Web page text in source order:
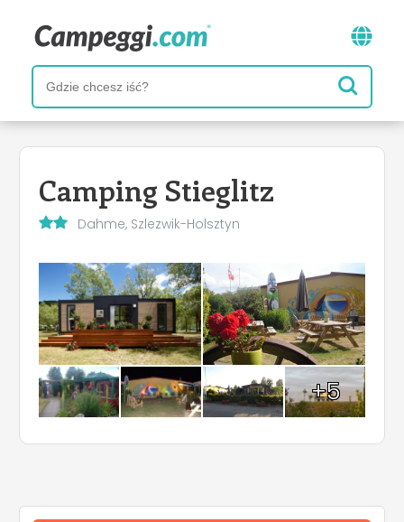
Camping Stieglitz
Dahme, Szlezwik-Holsztyn
+5